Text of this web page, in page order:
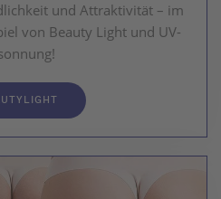
und Attraktivität – im
von Beauty Light und UV-